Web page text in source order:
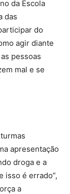
da Escola
das
do
agir diante
pessoas
mal e se
apresentação
droga e a
isso é errado”,
a